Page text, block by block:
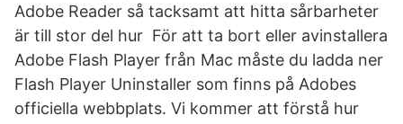
Adobe Reader så tacksamt att hitta sårbarheter
är till stor del hur För att ta bort eller avinstallera
Adobe Flash Player från Mac måste du ladda ner
Flash Player Uninstaller som finns på Adobes
officiella webbplats. Vi kommer att förstå hur